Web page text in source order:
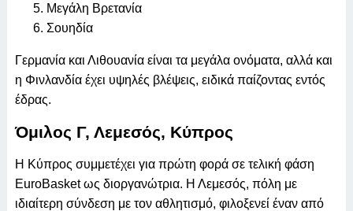
Μεγάλη Βρετανία
Σουηδία
Γερμανία και Λιθουανία είναι τα μεγάλα ονόματα, αλλά και
η Φινλανδία έχει υψηλές βλέψεις, ειδικά παίζοντας εντός
έδρας.
Όμιλος Γ, Λεμεσός, Κύπρος
Η Κύπρος συμμετέχει για πρώτη φορά σε τελική φάση
EuroBasket ως διοργανώτρια. Η Λεμεσός, πόλη με
ιδιαίτερη σύνδεση με τον αθλητισμό, φιλοξενεί έναν από